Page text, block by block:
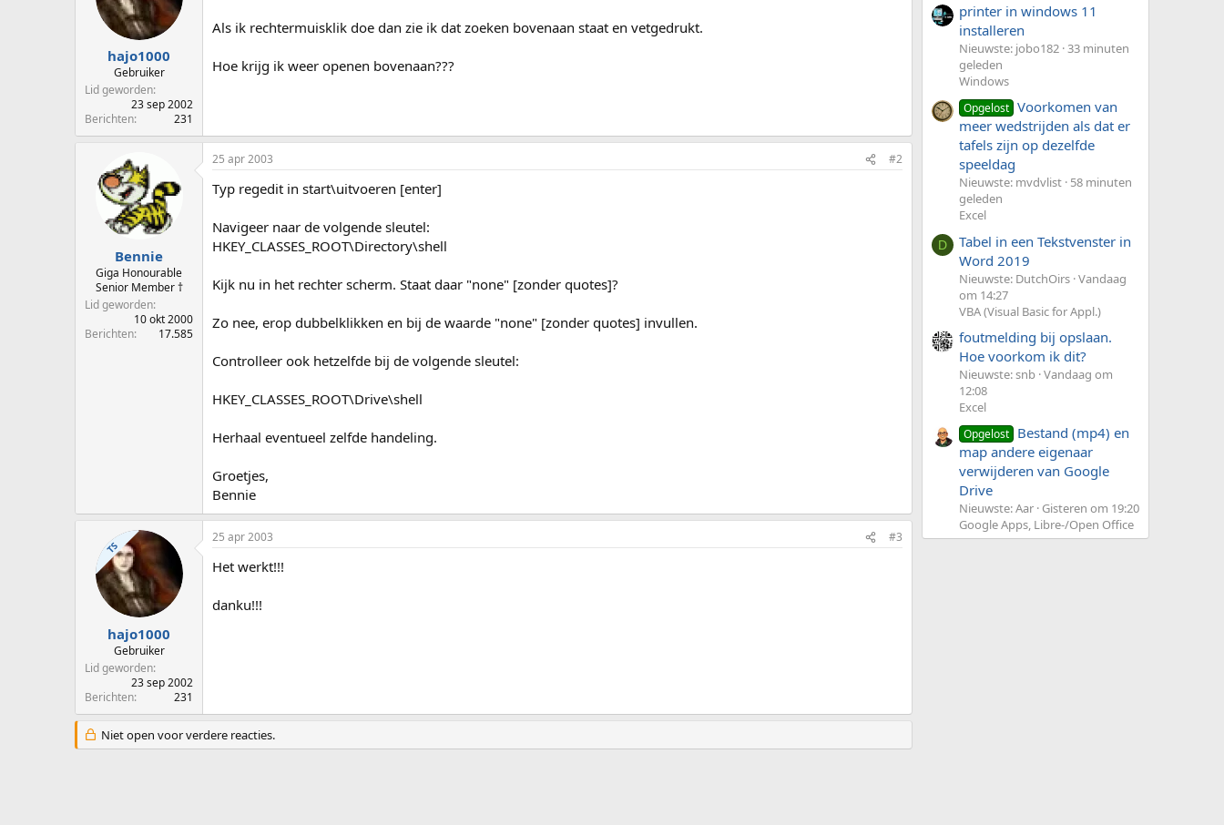
r
e
r
m
hajo1000
Gebruiker
Lid geworden
23 sep 2002
Berichten
231
Als ik rechtermuisklik doe dan zie ik dat zoeken bovenaan staat en vetgedrukt.
Hoe krijg ik weer openen bovenaan???
Bennie
Giga Honourable
Senior Member †
Lid geworden
10 okt 2000
Berichten
17.585
25 apr 2003 #2
Typ regedit in start\uitvoeren [enter]
Navigeer naar de volgende sleutel:
HKEY_CLASSES_ROOT\Directory\shell
Kijk nu in het rechter scherm. Staat daar "none" [zonder quotes]?
Zo nee, erop dubbelklikken en bij de waarde "none" [zonder quotes] invullen.
Controlleer ook hetzelfde bij de volgende sleutel:
HKEY_CLASSES_ROOT\Drive\shell
Herhaal eventueel zelfde handeling.
Groetjes,
Bennie
TS
hajo1000
Gebruiker
Lid geworden
23 sep 2002
Berichten
231
25 apr 2003 #3
Het werkt!!!
danku!!!
Niet open voor verdere reacties.
printer in windows 11
installeren
Nieuwste: jobo182 33 minuten
geleden
Windows
Opgelost Voorkomen van
meer wedstrijden als dat er
tafels zijn op dezelfde
speeldag
Nieuwste: mvdvlist 58 minuten
geleden
Excel
D
Tabel in een Tekstvenster in
Word 2019
Nieuwste: DutchOirs Vandaag
om 14:27
VBA (Visual Basic for Appl.)
foutmelding bij opslaan.
Hoe voorkom ik dit?
Nieuwste: snb Vandaag om
12:08
Excel
Opgelost Bestand (mp4) en
map andere eigenaar
verwijderen van Google
Drive
Nieuwste: Aar Gisteren om 19:20
Google Apps, Libre-/Open Office